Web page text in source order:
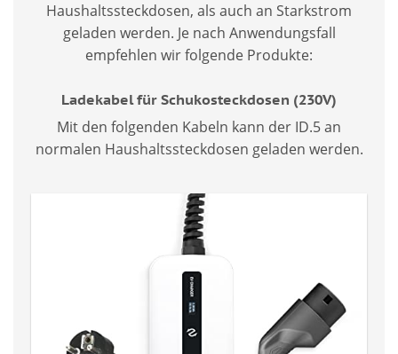
Haushaltssteckdosen, als auch an Starkstrom
geladen werden. Je nach Anwendungsfall
empfehlen wir folgende Produkte:
Ladekabel für Schukosteckdosen (230V)
Mit den folgenden Kabeln kann der ID.5 an
normalen Haushaltssteckdosen geladen werden.